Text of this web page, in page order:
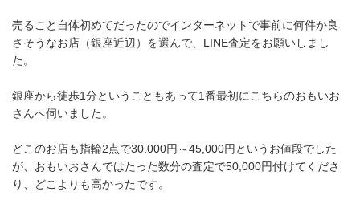
売ること自体初めてだったのでインターネットで事前に何件か良
さそうなお店（銀座近辺）を選んで、LINE査定をお願いしまし
た。
銀座から徒歩1分ということもあって1番最初にこちらのおもいお
さんへ伺いました。
どこのお店も指輪2点で30.000円～45,000円というお値段でした
が、おもいおさんではたった数分の査定で50,000円付けてくださ
り、どこよりも高かったです。